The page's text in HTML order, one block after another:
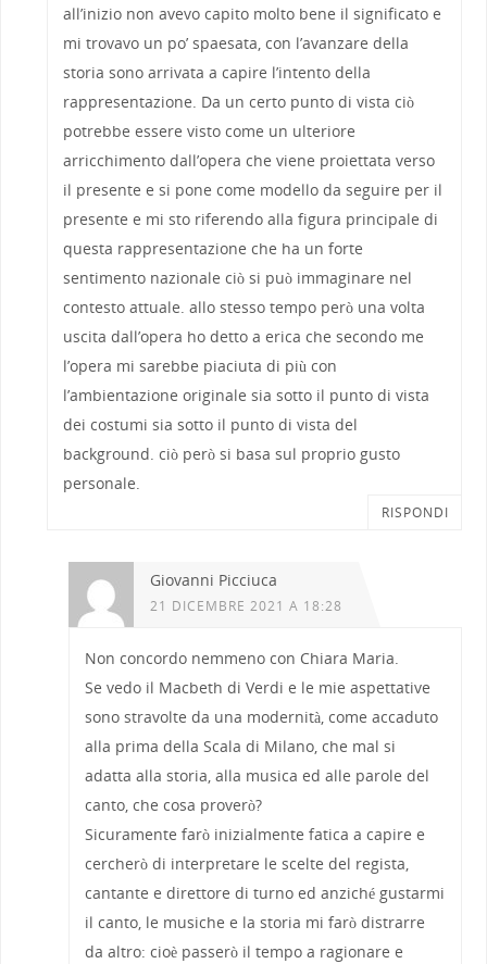
all’inizio non avevo capito molto bene il significato e
mi trovavo un po’ spaesata, con l’avanzare della
storia sono arrivata a capire l’intento della
rappresentazione. Da un certo punto di vista ciò
potrebbe essere visto come un ulteriore
arricchimento dall’opera che viene proiettata verso
il presente e si pone come modello da seguire per il
presente e mi sto riferendo alla figura principale di
questa rappresentazione che ha un forte
sentimento nazionale ciò si può immaginare nel
contesto attuale. allo stesso tempo però una volta
uscita dall’opera ho detto a erica che secondo me
l’opera mi sarebbe piaciuta di più con
l’ambientazione originale sia sotto il punto di vista
dei costumi sia sotto il punto di vista del
background. ciò però si basa sul proprio gusto
personale.
RISPONDI
Giovanni Picciuca
21 DICEMBRE 2021 A 18:28
Non concordo nemmeno con Chiara Maria.
Se vedo il Macbeth di Verdi e le mie aspettative
sono stravolte da una modernità, come accaduto
alla prima della Scala di Milano, che mal si
adatta alla storia, alla musica ed alle parole del
canto, che cosa proverò?
Sicuramente farò inizialmente fatica a capire e
cercherò di interpretare le scelte del regista,
cantante e direttore di turno ed anziché gustarmi
il canto, le musiche e la storia mi farò distrarre
da altro: cioè passerò il tempo a ragionare e